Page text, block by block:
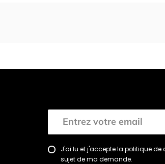
J'ai lu et j'accepte la politique de
sujet de ma demande.